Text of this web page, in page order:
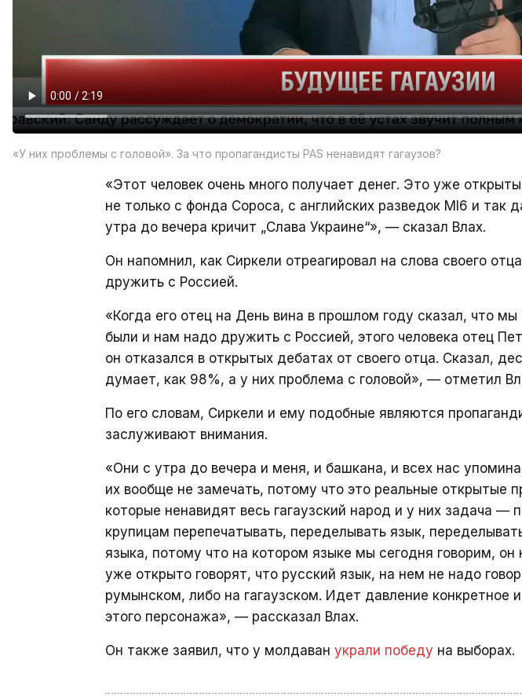
«У них проблемы с головой». За что пропагандисты PAS ненавидят гагаузов?
«Этот человек очень много получает денег. Это уже
не только с фонда Сороса, с английских разведок MI6 и так
утра до вечера кричит „Слава Украине“», — сказал Влах.
Он напомнил, как Сиркели отреагировал на слова своего
дружить с Россией.
«Когда его отец на День вина в прошлом году сказал, что
были и нам надо дружить с Россией, этого человека отец
он отказался в открытых дебатах от своего отца. Сказал,
думает, как 98%, а у них проблема с головой», — отметил
По его словам, Сиркели и ему подобные являются
заслуживают внимания.
«Они с утра до вечера и меня, и башкана, и всех нас
их вообще не замечать, потому что это реальные открытые
которые ненавидят весь гагаузский народ и у них задача —
крупицам перепечатывать, переделывать язык,
языка, потому что на котором языке мы сегодня говорим, он
уже открыто говорят, что русский язык, на нем не надо
румынском, либо на гагаузском. Идет давление конкретное
этого персонажа», — рассказал Влах.
Он также заявил, что у молдаван украли победу на выборах.